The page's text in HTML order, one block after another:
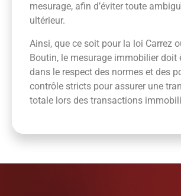
mesurage, afin d’éviter toute
ultérieur.
Ainsi, que ce soit pour la loi Carrez
Boutin, le mesurage immobilier doit
dans le respect des normes et des
contrôle stricts pour assurer une
totale lors des transactions